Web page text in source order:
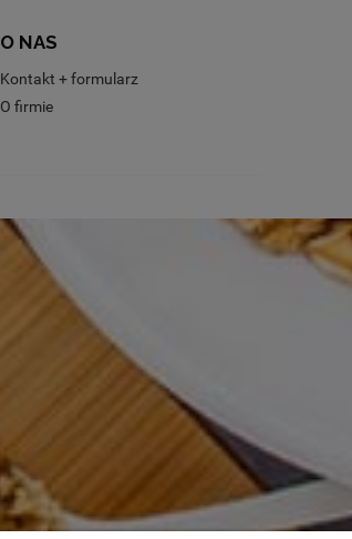
O NAS
Kontakt + formularz
O firmie